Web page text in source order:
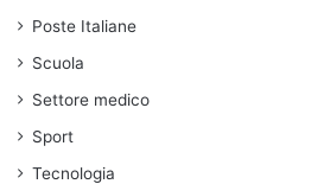
Poste Italiane
Scuola
Settore medico
Sport
Tecnologia